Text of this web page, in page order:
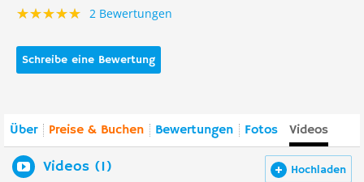
2 Bewertungen
Schreibe eine Bewertung
Über Preise & Buchen Bewertungen Fotos Videos
Hochladen
Videos (1)